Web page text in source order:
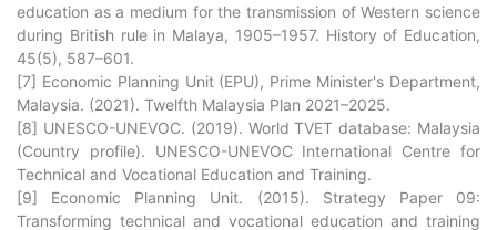
education as a medium for the transmission of Western science
during British rule in Malaya, 1905–1957. History of Education,
45(5), 587–601.
[7] Economic Planning Unit (EPU), Prime Minister's Department,
Malaysia. (2021). Twelfth Malaysia Plan 2021–2025.
[8] UNESCO-UNEVOC. (2019). World TVET database: Malaysia
(Country profile). UNESCO-UNEVOC International Centre for
Technical and Vocational Education and Training.
[9] Economic Planning Unit. (2015). Strategy Paper 09:
Transforming technical and vocational education and training